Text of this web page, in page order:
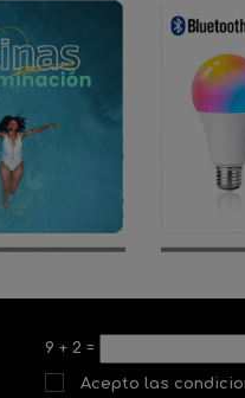
9 + 2 =
Acepto las